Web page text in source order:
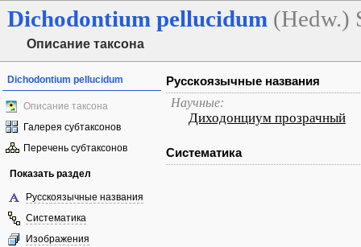
Dichodontium pellucidum (Hedw.)
Описание таксона
Dichodontium pellucidum
Описание таксона
Галерея субтаксонов
Перечень субтаксонов
Показать раздел
Русскоязычные названия
Систематика
Изображения
Русскоязычные названия
Научные:
Диходонциум прозрачный
Систематика